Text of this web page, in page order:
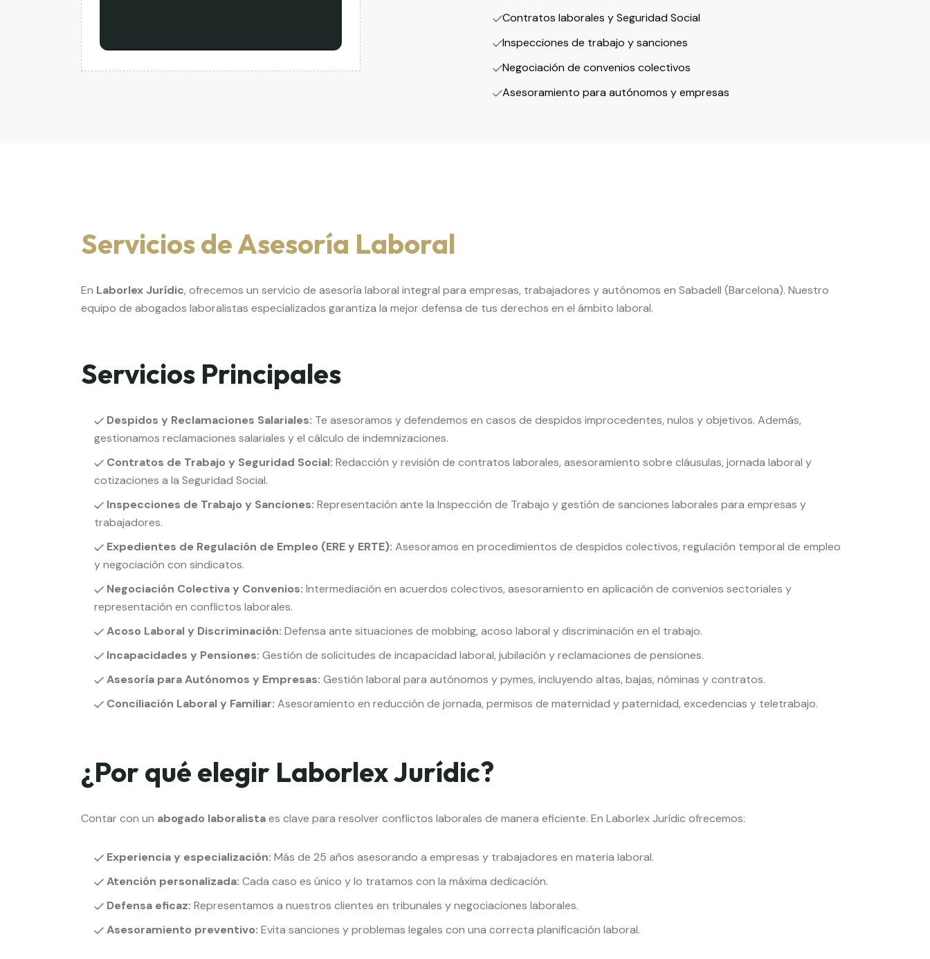
Contratos laborales y Seguridad Social
Inspecciones de trabajo y sanciones
Negociación de convenios colectivos
Asesoramiento para autónomos y empresas
Servicios de Asesoría Laboral
En Laborlex Jurídic, ofrecemos un servicio de asesoría laboral integral para empresas, trabajadores y autónomos en Sabadell (Barcelona). Nuestro
equipo de abogados laboralistas especializados garantiza la mejor defensa de tus derechos en el ámbito laboral.
Servicios Principales
Despidos y Reclamaciones Salariales: Te asesoramos y defendemos en casos de despidos improcedentes, nulos y objetivos. Además,
gestionamos reclamaciones salariales y el cálculo de indemnizaciones.
Contratos de Trabajo y Seguridad Social: Redacción y revisión de contratos laborales, asesoramiento sobre cláusulas, jornada laboral y
cotizaciones a la Seguridad Social.
Inspecciones de Trabajo y Sanciones: Representación ante la Inspección de Trabajo y gestión de sanciones laborales para empresas y
trabajadores.
Expedientes de Regulación de Empleo (ERE y ERTE): Asesoramos en procedimientos de despidos colectivos, regulación temporal de empleo
y negociación con sindicatos.
Negociación Colectiva y Convenios: Intermediación en acuerdos colectivos, asesoramiento en aplicación de convenios sectoriales y
representación en conflictos laborales.
Acoso Laboral y Discriminación: Defensa ante situaciones de mobbing, acoso laboral y discriminación en el trabajo.
Incapacidades y Pensiones: Gestión de solicitudes de incapacidad laboral, jubilación y reclamaciones de pensiones.
Asesoría para Autónomos y Empresas: Gestión laboral para autónomos y pymes, incluyendo altas, bajas, nóminas y contratos.
Conciliación Laboral y Familiar: Asesoramiento en reducción de jornada, permisos de maternidad y paternidad, excedencias y teletrabajo.
¿Por qué elegir Laborlex Jurídic?
Contar con un abogado laboralistaes clave para resolver conflictos laborales de manera eficiente. En Laborlex Jurídic ofrecemos:
Experiencia y especialización: Más de 25 años asesorando a empresas y trabajadores en materia laboral.
Atención personalizada: Cada caso es único y lo tratamos con la máxima dedicación.
Defensa eficaz: Representamos a nuestros clientes en tribunales y negociaciones laborales.
Asesoramiento preventivo: Evita sanciones y problemas legales con una correcta planificación laboral.